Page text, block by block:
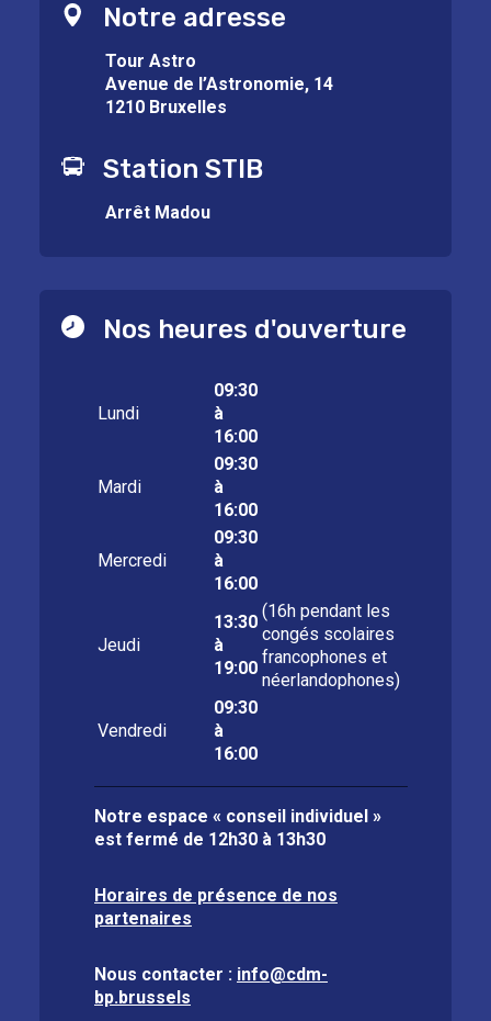
Notre adresse
Tour Astro
Avenue de l’Astronomie, 14
1210 Bruxelles
Station STIB
Arrêt Madou
Nos heures d'ouverture
Lundi
09:30
à
16:00
Mardi
09:30
à
16:00
Mercredi
09:30
à
16:00
Jeudi
13:30
à
19:00
(16h pendant les
congés scolaires
francophones et
néerlandophones)
Vendredi
09:30
à
16:00
Notre espace « conseil individuel »
est fermé de 12h30 à 13h30
Horaires de présence de nos
partenaires
Nous contacter : info@cdm-
bp.brussels